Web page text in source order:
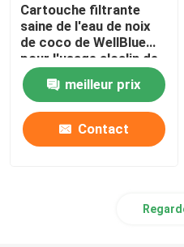
Cartouche filtrante
saine de l'eau de noix
de coco de WellBlue
pour l'usage alcalin de
cruche d'eau
meilleur prix
Contact